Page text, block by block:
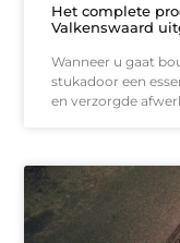
Het complete
Valkenswaard
Wanneer u gaat
stukadoor een
en verzorgde